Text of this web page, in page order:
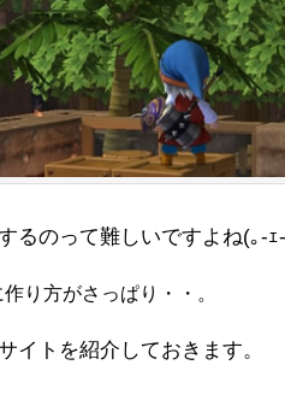
るのって難しいですよね(｡-ｪ
り方がさっぱり・・。
イトを紹介しておきます。